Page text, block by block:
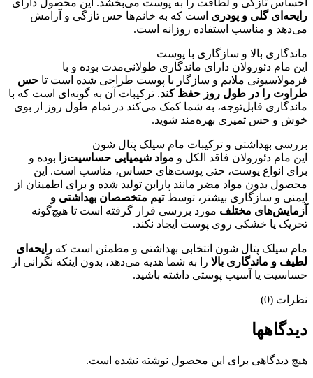
احساس تازگی و لطافت را به پوست می‌بخشد. این محصول دارای
رایحه‌ای گلی و پودری است که به خانم‌ها حس تازگی و آرامش
می‌دهد و مناسب استفاده روزانه است.
ماندگاری بالا و سازگاری با پوست
این مام دئورولان دارای ماندگاری طولانی‌مدت بوده و با
فرمولاسیونی ملایم و سازگار با پوست طراحی شده است تا حس
طراوت را در طول روز حفظ کند. ترکیبات آن به گونه‌ای است که با
ماندگاری قابل‌توجه، به شما کمک می‌کند در تمام طول روز از بوی
خوش و حس تمیزی بهره‌مند شوید.
بررسی بهداشتی و ترکیبات مام سیلک پتال شون
این مام دئورولان فاقد الکل و مواد شیمیایی حساسیت‌زا
بوده و
برای انواع پوست، حتی پوست‌های حساس، مناسب است. این
محصول بدون مواد مضر مانند پارابن تولید شده و برای اطمینان از
ایمنی و سازگاری بیشتر، توسطتیم متخصصان بهداشتی و
آزمایش‌های مختلف مورد بررسی قرار گرفته است تا هیچ‌گونه
تحریک یا خشکی روی پوست ایجاد نکند.
مام سیلک پتال شون انتخابی بهداشتی و مطمئن است که رایحه‌ای
لطیف و ماندگاری بالا را به شما هدیه می‌دهد، بدون اینکه نگرانی از
حساسیت یا آسیب پوستی داشته باشید.
نظرات (0)
دیدگاهها
هیچ دیدگاهی برای این محصول نوشته نشده است.